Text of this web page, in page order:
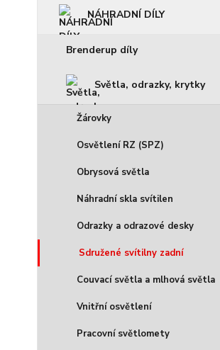
NÁHRADNÍ DÍLY
Brenderup díly
Světla, odrazky, krytky
Žárovky
Osvětlení RZ (SPZ)
Obrysová světla
Náhradní skla svítilen
Odrazky a odrazové desky
Sdružené svítilny zadní
Couvací světla a mlhová světla
Vnitřní osvětlení
Pracovní světlomety